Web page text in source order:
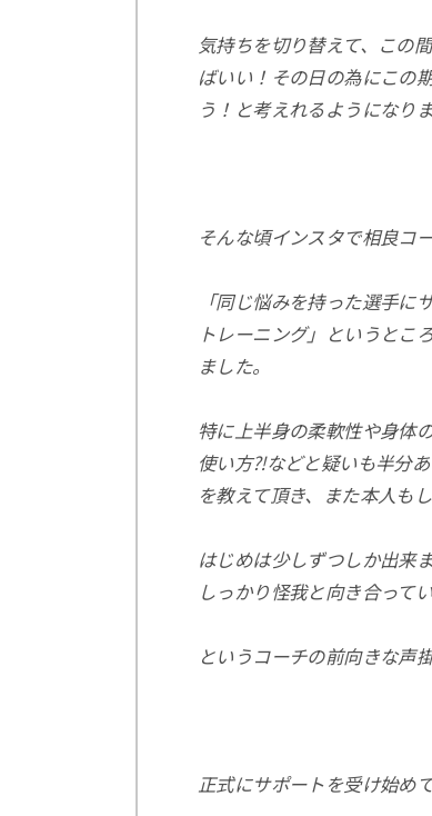
気持ちを切り替えて、この
ばいい！その日の為にこの
う！と考えれるようになりま
そんな頃インスタで相良コ
「同じ悩みを持った選手に
トレーニング」
というとこ
ました。
特に上半身の柔軟性や身体
使い方⁈などと疑いも半分あ
を教えて頂き、また本人も
はじめは少しずつしか出来
しっかり怪我と向き合って
というコーチの前向きな声
正式にサポートを受け始め